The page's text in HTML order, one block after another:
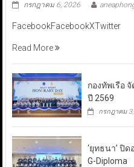
กรกฎาคม 6, 2026
FacebookFacebookXTwitter
Read More
กองทัพเรือ
ปี 2569
กรกฎาคม
‘ยุทธนา’ ปิ
G-Diploma